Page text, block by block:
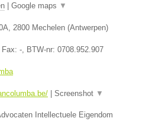
| Google maps ▼
2800 Mechelen (Antwerpen)
, Fax: - , BTW-nr: 0708.952.907
| Screenshot ▼
Intellectuele Eigendom